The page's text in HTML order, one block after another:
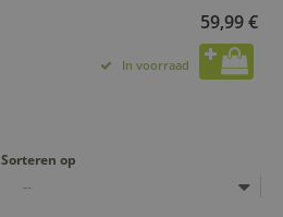
59,99 €
In voorraad
Sorteren op
--